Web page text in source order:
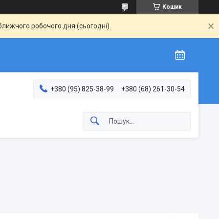
Кошик
робочого дня (сьогодні).
+380 (95) 825-38-99 +380 (68) 261-30-54